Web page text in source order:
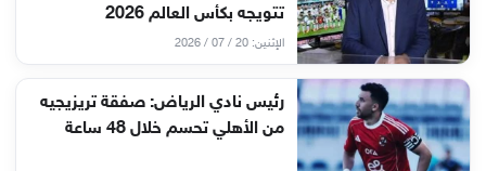
تتويجه بكأس العالم 2026
الإثنين: 20 / 07 / 2026
رئيس نادي الرياض: صفقة تريزيجيه
من الأهلي تحسم خلال 48 ساعة